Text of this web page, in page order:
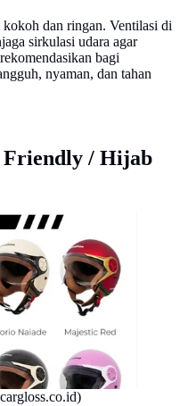
dan ringan. Ventilasi di
sirkulasi udara agar
bagi
nyaman, dan tahan
Friendly / Hijab